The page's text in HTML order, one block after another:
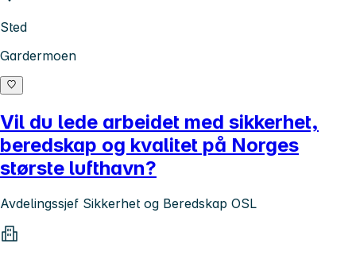
Sted
Gardermoen
Vil du lede arbeidet med sikkerhet,
beredskap og kvalitet på Norges
største lufthavn?
Avdelingssjef Sikkerhet og Beredskap OSL